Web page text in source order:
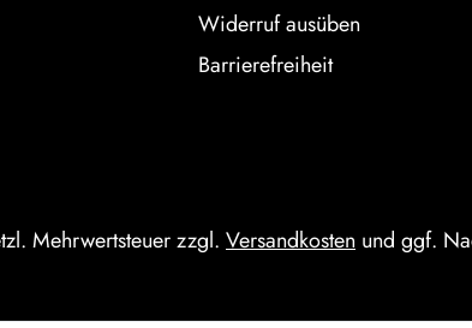
Widerruf ausüben
Barrierefreiheit
Mehrwertsteuer zzgl. Versandkosten und ggf.